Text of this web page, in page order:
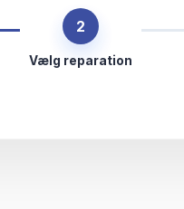
2
Vælg reparation